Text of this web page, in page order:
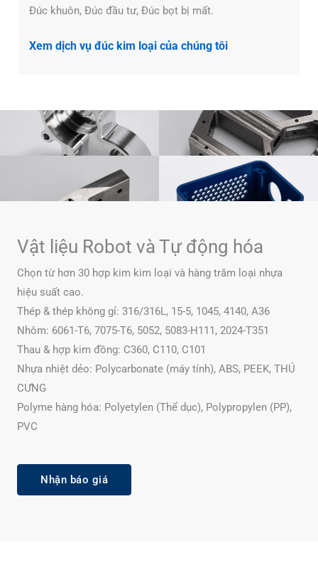
Đúc khuôn, Đúc đầu tư, Đúc bọt bị mất.
Xem dịch vụ đúc kim loại của chúng tôi
Vật liệu Robot và Tự động hóa
Chọn từ hơn 30 hợp kim kim loại và hàng trăm loại nhựa
hiệu suất cao.
Thép & thép không gỉ: 316/316L, 15-5, 1045, 4140, A36
Nhôm: 6061-T6, 7075-T6, 5052, 5083-H111, 2024-T351
Thau & hợp kim đồng: C360, C110, C101
Nhựa nhiệt dẻo: Polycarbonate (máy tính), ABS, PEEK, THÚ
CƯNG
Polyme hàng hóa: Polyetylen (Thể dục), Polypropylen (PP),
PVC
Nhận báo giá